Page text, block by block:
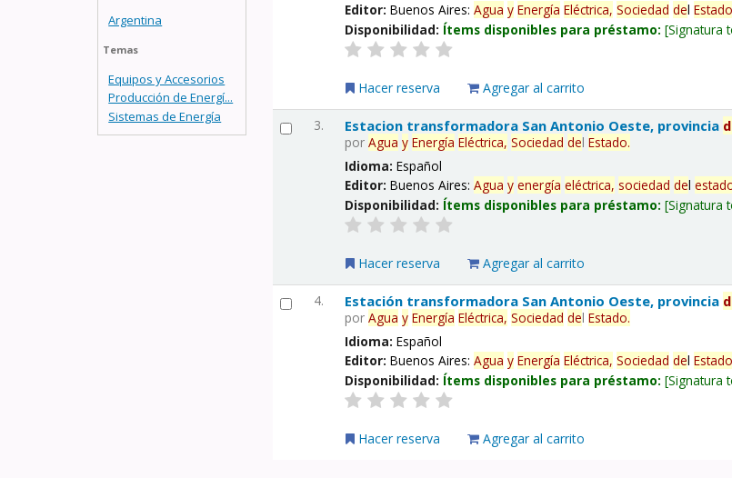
Argentina
Temas
Equipos y Accesorios
Producción de Energí...
Sistemas de Energía
Editor:Buenos Aires:Agua y Energía Eléctrica, Sociedad delEstado
Disponibilidad: Ítems disponibles para préstamo: Signatura
Hacer reserva Agregar al carrito
3. Estacion transformadora San Antonio Oeste, provincia
porAgua y Energía Eléctrica, Sociedad delEstado.
Idioma:Español
Editor:Buenos Aires:Agua y energía eléctrica, sociedad del
Disponibilidad: Ítems disponibles para préstamo: Signatura
Hacer reserva Agregar al carrito
4. Estación transformadora San Antonio Oeste, provincia
porAgua y Energía Eléctrica, Sociedad delEstado.
Idioma:Español
Editor:Buenos Aires:Agua y Energía Eléctrica, Sociedad delEstado
Disponibilidad: Ítems disponibles para préstamo: Signatura
Hacer reserva Agregar al carrito